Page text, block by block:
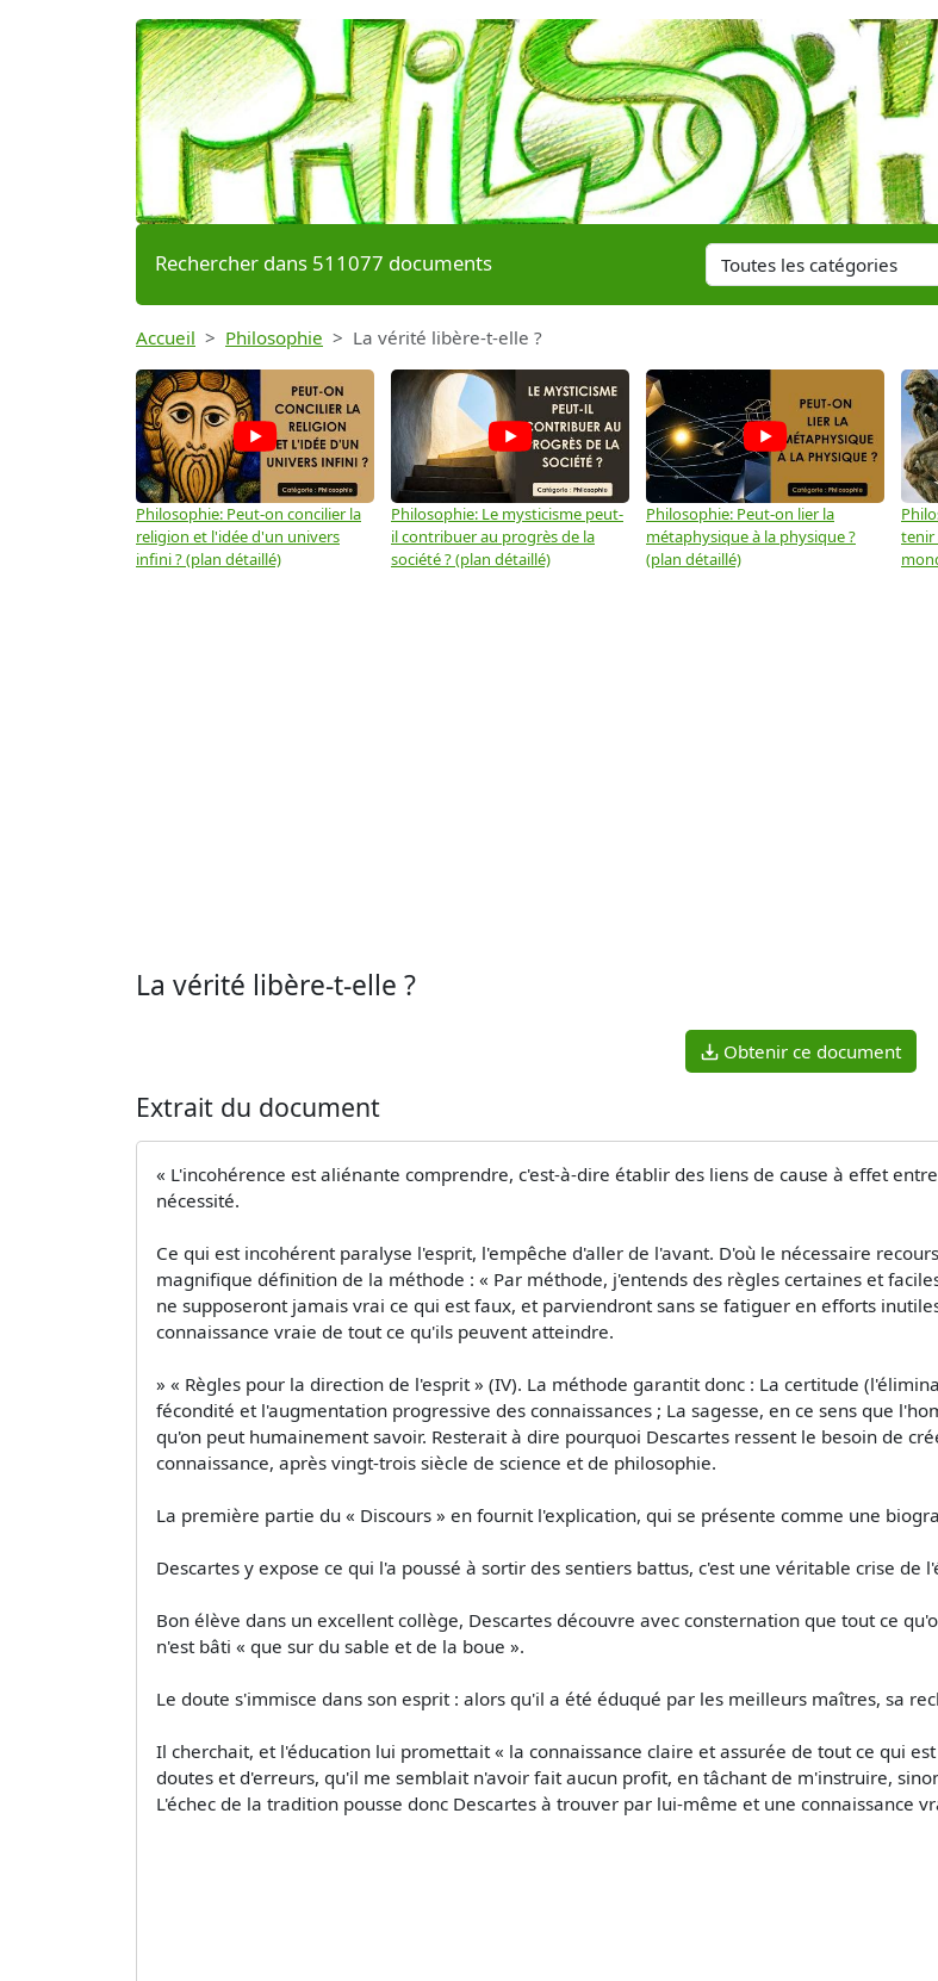
Rechercher dans 511077 documents
Accueil Philosophie La vérité libère-t-elle ?
Philosophie: Peut-on concilier la
religion et l'idée d'un univers
infini ? (plan détaillé)
Philosophie: Le mysticisme peut-
il contribuer au progrès de la
société ? (plan détaillé)
Philosophie: Peut-on lier la
métaphysique à la physique ?
(plan détaillé)
tenir
La vérité libère-t-elle ?
Obtenir ce document
Extrait du document
« L'incohérence est aliénante comprendre, c'est-à-dire établir des liens de cause à effet
nécessité.
Ce qui est incohérent paralyse l'esprit, l'empêche d'aller de l'avant. D'où le nécessaire
magnifique définition de la méthode : « Par méthode, j'entends des règles certaines et
ne supposeront jamais vrai ce qui est faux, et parviendront sans se fatiguer en efforts
connaissance vraie de tout ce qu'ils peuvent atteindre.
» « Règles pour la direction de l'esprit » (IV). La méthode garantit donc : La certitude
fécondité et l'augmentation progressive des connaissances ; La sagesse, en ce sens que
qu'on peut humainement savoir. Resterait à dire pourquoi Descartes ressent le besoin de
connaissance, après vingt-trois siècle de science et de philosophie.
La première partie du « Discours » en fournit l'explication, qui se présente comme une
Descartes y expose ce qui l'a poussé à sortir des sentiers battus, c'est une véritable crise
Bon élève dans un excellent collège, Descartes découvre avec consternation que tout ce
n'est bâti « que sur du sable et de la boue ».
Le doute s'immisce dans son esprit : alors qu'il a été éduqué par les meilleurs maîtres, sa
Il cherchait, et l'éducation lui promettait « la connaissance claire et assurée de tout ce qui
doutes et d'erreurs, qu'il me semblait n'avoir fait aucun profit, en tâchant de m'instruire,
L'échec de la tradition pousse donc Descartes à trouver par lui-même et une connaissance